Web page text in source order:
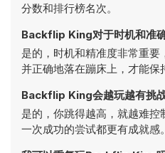
分数和排行榜名次。
Backflip King对于时机和准
是的，时机和精准度非常重
并正确地落在蹦床上，才能保
Backflip King会越玩越有挑
是的，你跳得越高，就越难
一次成功的尝试都更有成就感。